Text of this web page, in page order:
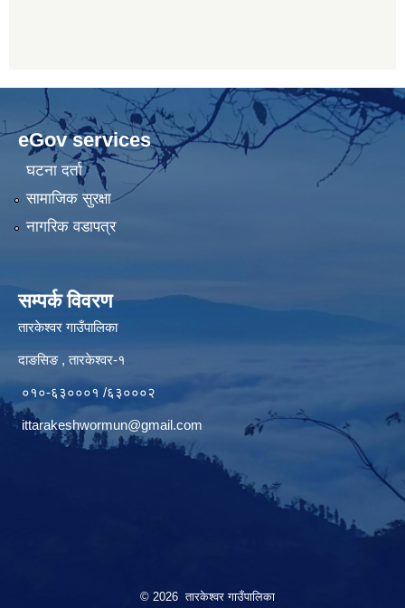
eGov services
घटना दर्ता
सामाजिक सुरक्षा
नागरिक वडापत्र
सम्पर्क विवरण
तारकेश्वर गाउँपालिका
दाङसिङ , तारकेश्वर-१
०१०-६३०००१ /६३०००२
ittarakeshwormun@gmail.com
© 2026 तारकेश्वर गाउँपालिका